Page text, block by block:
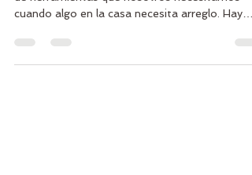
cuando algo en la casa necesita arreglo. Hay